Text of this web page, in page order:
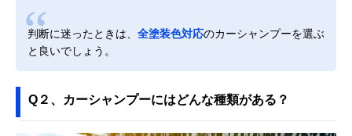
判断に迷ったときは、 全塗装色対応のカーシャンプーを選ぶ
と良いでしょう。
Q２、カーシャンプーにはどんな種類がある？